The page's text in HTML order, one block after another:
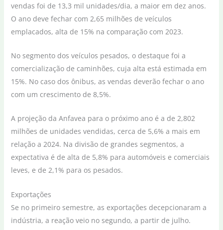
vendas foi de 13,3 mil unidades/dia, a maior em dez anos.
O ano deve fechar com 2,65 milhões de veículos
emplacados, alta de 15% na comparação com 2023.
No segmento dos veículos pesados, o destaque foi a
comercialização de caminhões, cuja alta está estimada em
15%. No caso dos ônibus, as vendas deverão fechar o ano
com um crescimento de 8,5%.
A projeção da Anfavea para o próximo ano é a de 2,802
milhões de unidades vendidas, cerca de 5,6% a mais em
relação a 2024. Na divisão de grandes segmentos, a
expectativa é de alta de 5,8% para automóveis e comerciais
leves, e de 2,1% para os pesados.
Exportações
Se no primeiro semestre, as exportações decepcionaram a
indústria, a reação veio no segundo, a partir de julho.